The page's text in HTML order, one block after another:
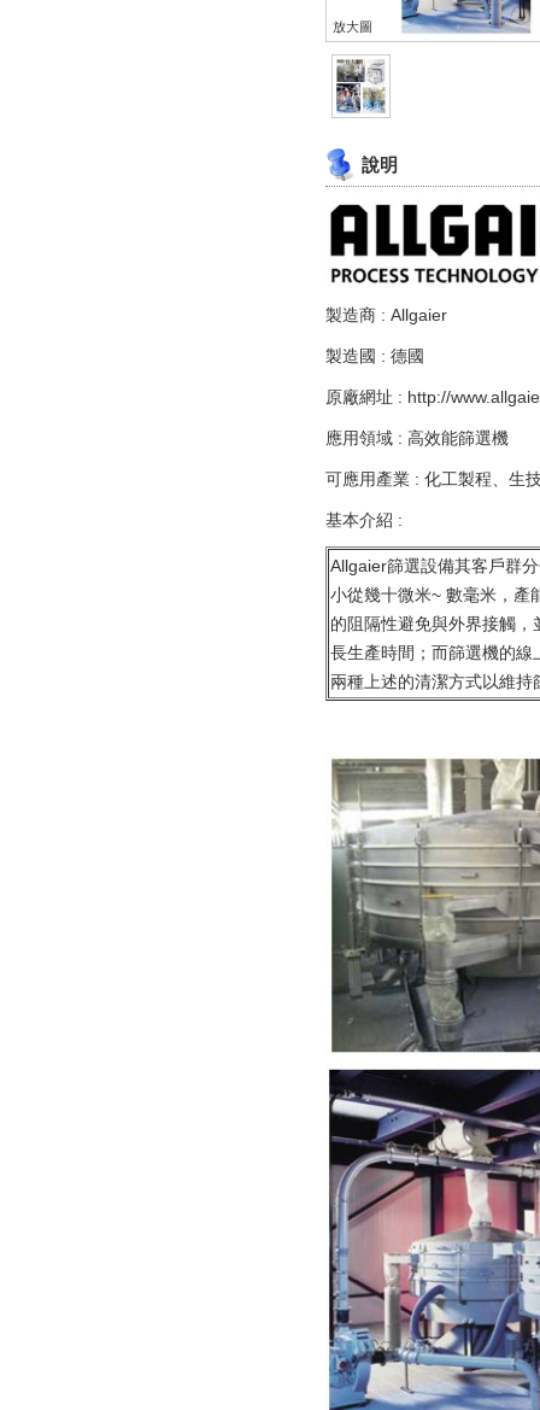
放大圖
說明
製造商 : Allgaier
製造國 : 德國
原廠網址 : http://
應用領域 : 高效能篩選機
可應用產業 : 化工製程、生
基本介紹 :
Allgaier篩選設備其客戶群
小從幾十微米~ 數毫米，產
的阻隔性避免與外界接觸
長生產時間；而篩選機的
兩種上述的清潔方式以維